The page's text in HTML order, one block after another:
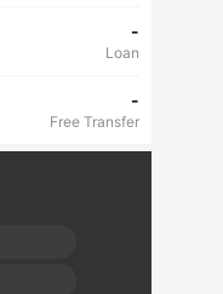
-
Loan
-
Free Transfer